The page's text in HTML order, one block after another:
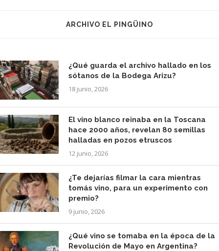
ARCHIVO EL PINGÜINO
¿Qué guarda el archivo hallado en los
sótanos de la Bodega Arizu?
18 junio, 2026
El vino blanco reinaba en la Toscana
hace 2000 años, revelan 80 semillas
halladas en pozos etruscos
12 junio, 2026
¿Te dejarías filmar la cara mientras
tomás vino, para un experimento con
premio?
9 junio, 2026
¿Qué vino se tomaba en la época de la
Revolución de Mayo en Argentina?